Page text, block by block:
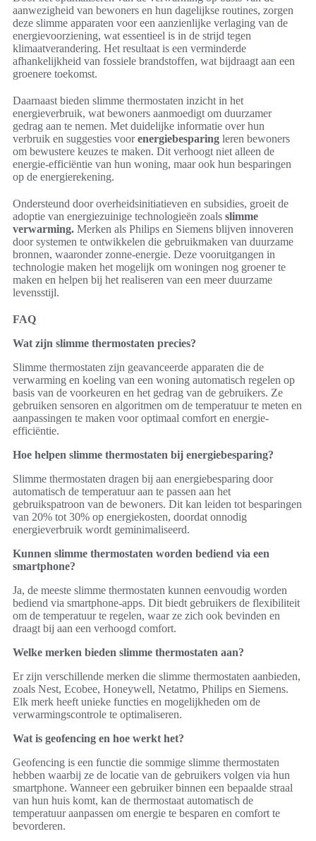
aanwezigheid van bewoners en hun dagelijkse routines, zorgen
deze slimme apparaten voor een aanzienlijke verlaging van de
energievoorziening, wat essentieel is in de strijd tegen
klimaatverandering. Het resultaat is een verminderde
afhankelijkheid van fossiele brandstoffen, wat bijdraagt aan een
groenere toekomst.
Daarnaast bieden slimme thermostaten inzicht in het
energieverbruik, wat bewoners aanmoedigt om duurzamer
gedrag aan te nemen. Met duidelijke informatie over hun
verbruik en suggesties voorenergiebesparing leren bewoners
om bewustere keuzes te maken. Dit verhoogt niet alleen de
energie-efficiëntie van hun woning, maar ook hun besparingen
op de energierekening.
Ondersteund door overheidsinitiatieven en subsidies, groeit de
adoptie van energiezuinige technologieën zoals slimme
verwarming. Merken als Philips en Siemens blijven innoveren
door systemen te ontwikkelen die gebruikmaken van duurzame
bronnen, waaronder zonne-energie. Deze vooruitgangen in
technologie maken het mogelijk om woningen nog groener te
maken en helpen bij het realiseren van een meer duurzame
levensstijl.
FAQ
Wat zijn slimme thermostaten precies?
Slimme thermostaten zijn geavanceerde apparaten die de
verwarming en koeling van een woning automatisch regelen op
basis van de voorkeuren en het gedrag van de gebruikers. Ze
gebruiken sensoren en algoritmen om de temperatuur te meten en
aanpassingen te maken voor optimaal comfort en energie-
efficiëntie.
Hoe helpen slimme thermostaten bij energiebesparing?
Slimme thermostaten dragen bij aan energiebesparing door
automatisch de temperatuur aan te passen aan het
gebruikspatroon van de bewoners. Dit kan leiden tot besparingen
van 20% tot 30% op energiekosten, doordat onnodig
energieverbruik wordt geminimaliseerd.
Kunnen slimme thermostaten worden bediend via een
smartphone?
Ja, de meeste slimme thermostaten kunnen eenvoudig worden
bediend via smartphone-apps. Dit biedt gebruikers de flexibiliteit
om de temperatuur te regelen, waar ze zich ook bevinden en
draagt bij aan een verhoogd comfort.
Welke merken bieden slimme thermostaten aan?
Er zijn verschillende merken die slimme thermostaten aanbieden,
zoals Nest, Ecobee, Honeywell, Netatmo, Philips en Siemens.
Elk merk heeft unieke functies en mogelijkheden om de
verwarmingscontrole te optimaliseren.
Wat is geofencing en hoe werkt het?
Geofencing is een functie die sommige slimme thermostaten
hebben waarbij ze de locatie van de gebruikers volgen via hun
smartphone. Wanneer een gebruiker binnen een bepaalde straal
van hun huis komt, kan de thermostaat automatisch de
temperatuur aanpassen om energie te besparen en comfort te
bevorderen.